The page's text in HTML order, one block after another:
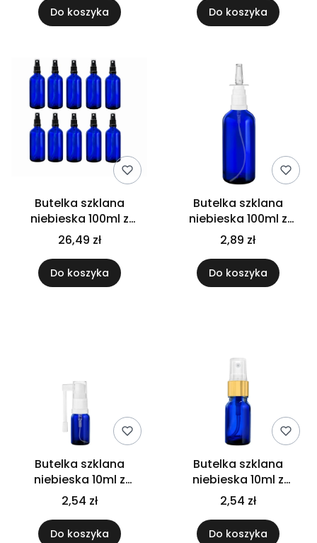
Do koszyka Do koszyka
Butelka szklana
niebieska 100ml z
atomizerem czarnym
x10szt
26,49 zł
Do koszyka
Butelka szklana
niebieska 100ml z
atomizerem do nosa
2,89 zł
Do koszyka
Butelka szklana
niebieska 10ml z
atomizerem do gardła
2,54 zł
Do koszyka
Butelka szklana
niebieska 10ml z
atomizerem złotym
2,54 zł
Do koszyka